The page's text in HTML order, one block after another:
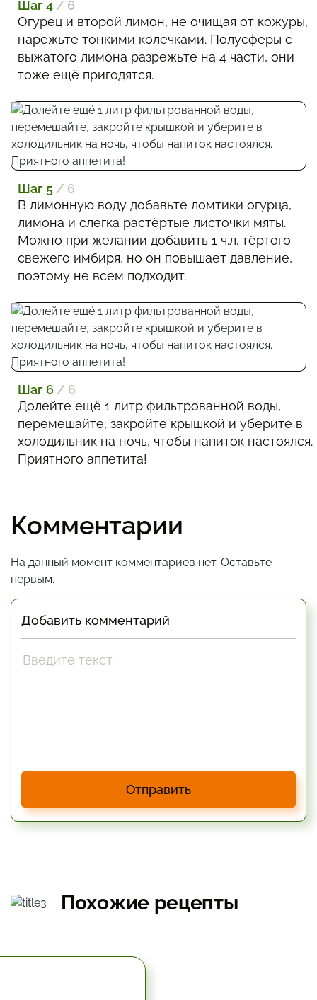
Шаг 4 / 6
Огурец и второй лимон, не очищая от кожуры,
нарежьте тонкими колечками. Полусферы с
выжатого лимона разрежьте на 4 части, они
тоже ещё пригодятся.
Шаг 5 / 6
В лимонную воду добавьте ломтики огурца,
лимона и слегка растёртые листочки мяты.
Можно при желании добавить 1 ч.л. тёртого
свежего имбиря, но он повышает давление,
поэтому не всем подходит.
Шаг 6 / 6
Долейте ещё 1 литр фильтрованной воды,
перемешайте, закройте крышкой и уберите в
холодильник на ночь, чтобы напиток настоялся.
Приятного аппетита!
Комментарии
На данный момент комментариев нет. Оставьте
первым.
Добавить комментарий
Отправить
Похожие рецепты